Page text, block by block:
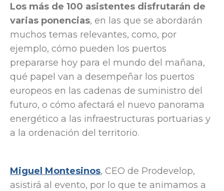
Los más de 100 asistentes disfrutarán de
varias ponencias, en las que se abordarán
muchos temas relevantes, como, por
ejemplo, cómo pueden los puertos
prepararse hoy para el mundo del mañana,
qué papel van a desempeñar los puertos
europeos en las cadenas de suministro del
futuro, o cómo afectará el nuevo panorama
energético a las infraestructuras portuarias y
a la ordenación del territorio.
Miguel Montesinos, CEO de Prodevelop,
asistirá al evento, por lo que te animamos a